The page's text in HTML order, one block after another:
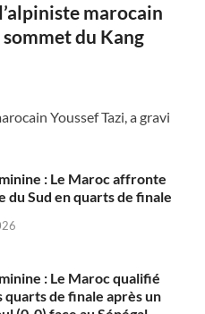
marocain
du Kang
Youssef Tazi, a gravi
: Le Maroc affronte
du Sud en quarts de finale
: Le Maroc qualifié
quarts de finale après un